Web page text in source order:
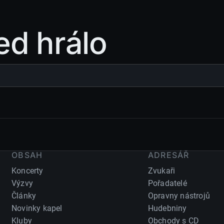
hrálo
OBSAH
Koncerty
Výzvy
Články
Novinky kapel
Kluby
ADRESÁŘ
Zvukaři
Pořadatelé
Opravny nástrojů
Hudebniny
Obchody s CD